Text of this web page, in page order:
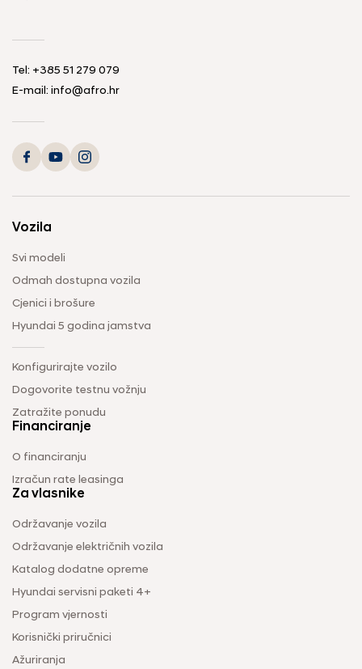
Tel: +385 51 279 079
E-mail: info@afro.hr
Vozila
Svi modeli
Odmah dostupna vozila
Cjenici i brošure
Hyundai 5 godina jamstva
Konfigurirajte vozilo
Dogovorite testnu vožnju
Zatražite ponudu
Financiranje
O financiranju
Izračun rate leasinga
Za vlasnike
Održavanje vozila
Održavanje električnih vozila
Katalog dodatne opreme
Hyundai servisni paketi 4+
Program vjernosti
Korisnički priručnici
Ažuriranja